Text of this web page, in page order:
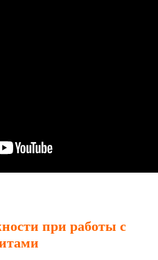
при работы с